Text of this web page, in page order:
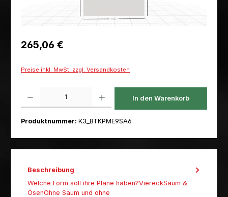
Regulärer Preis:
265,06 €
Preise inkl. MwSt. zzgl. Versandkosten
In den Warenkorb
Produktnummer: K3_BTKPME9SA6
Beschreibung
Welche Form soll ihre Plane haben?ViereckSaum &
ÖsenOhne Saum und ohne